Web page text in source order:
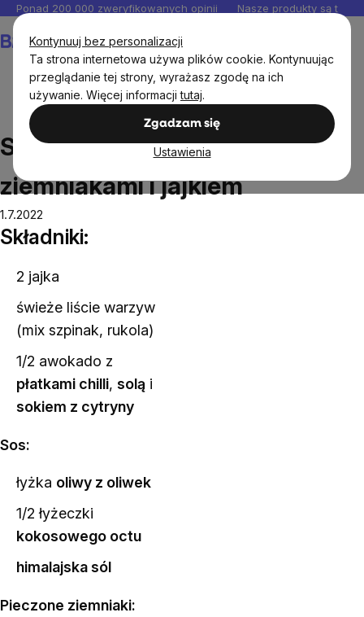
Kontynuuj bez personalizacji
Ta strona internetowa używa plików cookie. Kontynuując
przeglądanie tej strony, wyrażasz zgodę na ich
używanie. Więcej informacjitutaj.
Zgadzam się
Ustawienia
Przejść
do
treści
Ponad 200 000 zweryfikowanych opinii Nasze produkty są
Sałatka z pieczonymi ziemniakami i jajkiem
Sałatka z pieczonymi
ziemniakami i jajkiem
1.7.2022
Składniki:
2 jajka
świeże liście warzyw
(mix szpinak, rukola)
1/2 awokado z
płatkami chilli, solą i
sokiem z cytryny
Sos:
łyżka oliwy z oliwek
1/2 łyżeczki
kokosowego octu
himalajska sól
Pieczone ziemniaki: